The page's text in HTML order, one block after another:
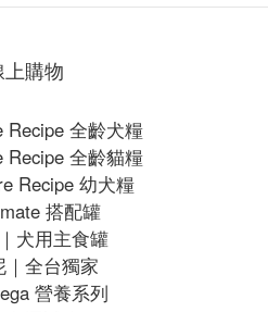
上購物
Recipe 全齡犬糧
Recipe 全齡貓糧
Recipe 幼犬糧
搭配罐
犬用主食罐
｜全台獨家
營養系列